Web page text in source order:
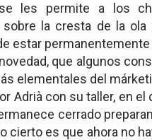
se les permite a los
la cresta de la ola
estar
que algunos
elementales del
Adrià con su taller, en el
cerrado
cierto es que ahora no